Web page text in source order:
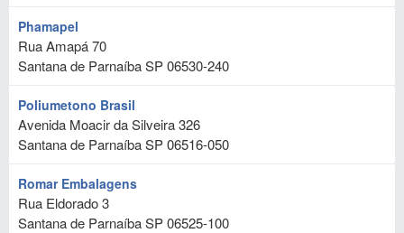
Phamapel
Rua Amapá 70
Santana de ParnaíbaSP06530-240
Poliumetono Brasil
Avenida Moacir da Silveira 326
Santana de ParnaíbaSP06516-050
Romar Embalagens
Rua Eldorado 3
Santana de ParnaíbaSP06525-100